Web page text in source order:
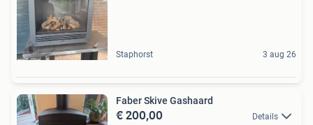
Staphorst 3 aug 26
Faber Skive Gashaard
€ 200,00 Details